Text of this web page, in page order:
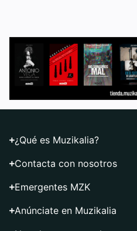
¿Qué es Muzikalia?
Contacta con nosotros
Emergentes MZK
Anúnciate en Muzikalia